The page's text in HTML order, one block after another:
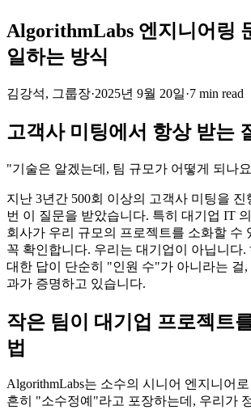
AlgorithmLabs 엔지니어링
일하는 방식
김강석, 그룹장·2025년 9월 20일·7 min read
고객사 미팅에서 항상 받는
"기술은 알겠는데, 팀 규모가 어떻게 되나
지난 3년간 500회 이상의 고객사 미팅을 진
번 이 질문을 받았습니다. 특히 대기업 IT
회사가 우리 규모의 프로젝트를 소화할 수
꼭 확인합니다. 우리는 대기업이 아닙니다.
대한 답이 단순히 "인원 수"가 아니라는 걸,
과가 증명하고 있습니다.
작은 팀이 대기업 프로젝트
법
AlgorithmLabs는 소수의 시니어 엔지니어
흔히 "소수정예"라고 포장하는데, 우리가